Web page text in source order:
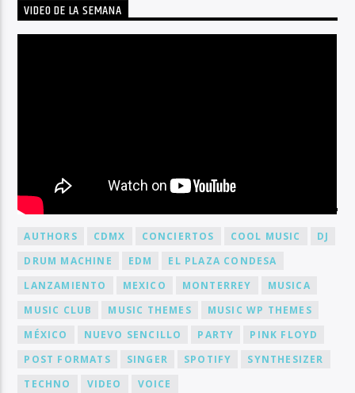
VIDEO DE LA SEMANA
BY TAG
AUTHORS CDMX CONCIERTOS COOL MUSIC
DJ
DRUM MACHINE
EDM
EL PLAZA CONDESA
LANZAMIENTO
MEXICO MONTERREY
MUSICA
MUSIC CLUB
MUSIC THEMES
MUSIC WP THEMES
MÉXICO
NUEVO SENCILLO PARTY
PINK FLOYD
POST FORMATS
SINGER SPOTIFY
SYNTHESIZER
TECHNO
VIDEO VOICE